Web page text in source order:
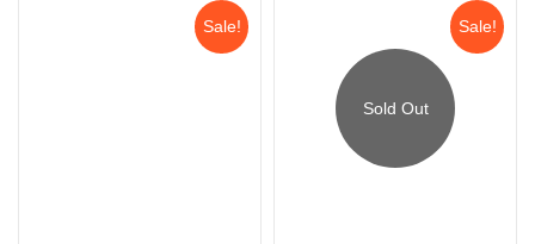
Sale! Sale!